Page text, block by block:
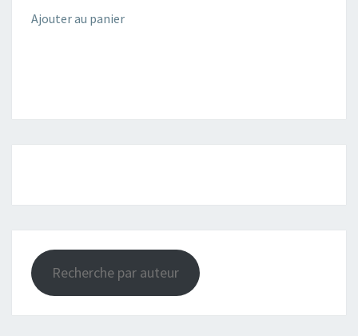
Ajouter au panier
Recherche par auteur